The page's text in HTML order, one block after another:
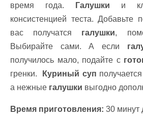
время года.
Галушки и
консистенцией теста.
вас получатся галушки,
Выбирайте сами. А если
получилось мало, подайте с
гренки.
Куриный суп
а нежные галушки выгодно
Время приготовления: 30 минут